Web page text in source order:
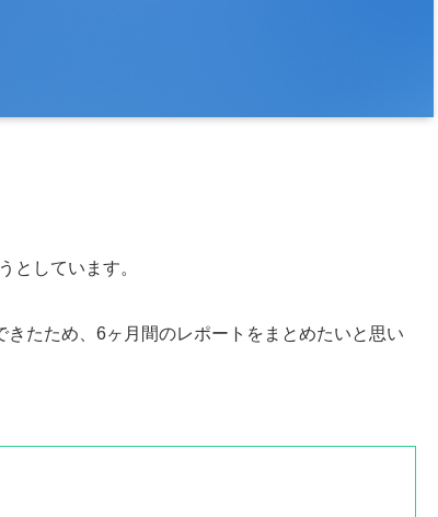
としています。
たため、6ヶ月間のレポートをまとめたいと思い